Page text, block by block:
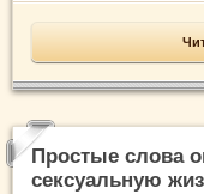
Простые слова
сексуальную